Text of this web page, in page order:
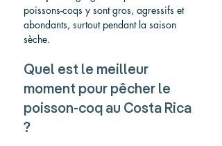
poissons-coqs y sont gros, agressifs et
abondants, surtout pendant la saison
sèche.
Quel est le meilleur
moment pour pêcher le
poisson-coq au Costa Rica
?